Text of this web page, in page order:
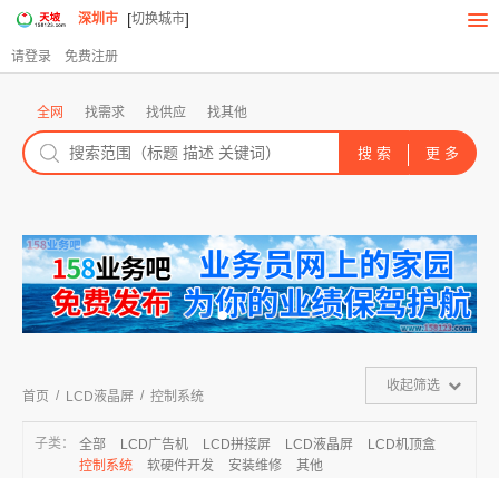
深圳市 [切换城市]
请登录 免费注册
全网 找需求 找供应 找其他
首页 / LCD液晶屏 / 控制系统
收起筛选
子类： 全部 LCD广告机 LCD拼接屏 LCD液晶屏
LCD机顶盒
控制系统
软硬件开发 安装维修 其他